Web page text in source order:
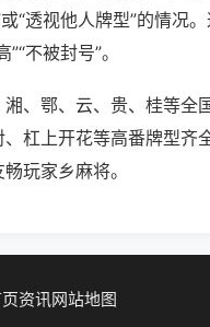
“透视他人牌型”的情况
不被封号”。
、鄂、云、贵、桂等全
杠上开花等高番牌型齐
玩家乡麻将。
资讯网站地图